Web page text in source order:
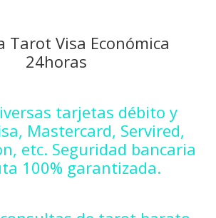
Tarot Visa Económica
24horas
tarjetas débito y
Mastercard, Servired,
etc. Seguridad bancaria
100% garantizada.